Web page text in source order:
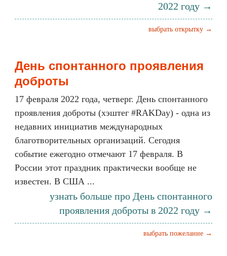
2022 году →
выбрать открытку →
День спонтанного проявления
доброты
17 февраля 2022 года, четверг. День спонтанного
проявления доброты (хэштег #RAKDay) - одна из
недавних инициатив международных
благотворительных организаций. Сегодня
событие ежегодно отмечают 17 февраля. В
России этот праздник практически вообще не
известен. В США ...
узнать больше про День спонтанного
проявления доброты в 2022 году →
выбрать пожелание →